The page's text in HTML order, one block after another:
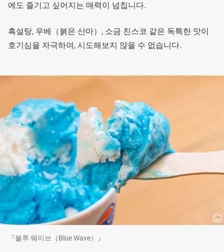
에도 즐기고 싶어지는 매력이 넘칩니다.
흑설탕, 우베（붉은 산마）, 소금 친스코 같은 독특한 맛이
호기심을 자극하여, 시도해보지 않을 수 없습니다.
『블루 웨이브（Blue Wave）』